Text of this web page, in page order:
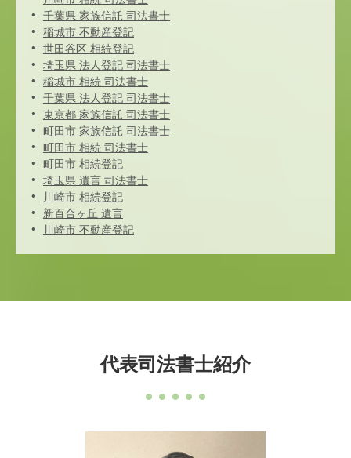
千葉県 家族信託 司法書士
稲城市 不動産登記
世田谷区 相続登記
埼玉県 法人登記 司法書士
稲城市 相続 司法書士
千葉県 法人登記 司法書士
東京都 家族信託 司法書士
町田市 家族信託 司法書士
町田市 相続 司法書士
町田市 相続登記
埼玉県 遺言 司法書士
川崎市 相続登記
新百合ヶ丘 遺言
川崎市 不動産登記
代表司法書士紹介